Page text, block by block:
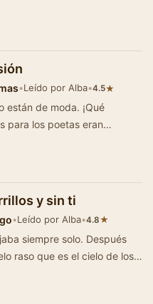
•Leído por Alba•4.5★
están de moda. ¡Qué
para los poetas eran
y sin ti
•Leído por Alba•4.8★